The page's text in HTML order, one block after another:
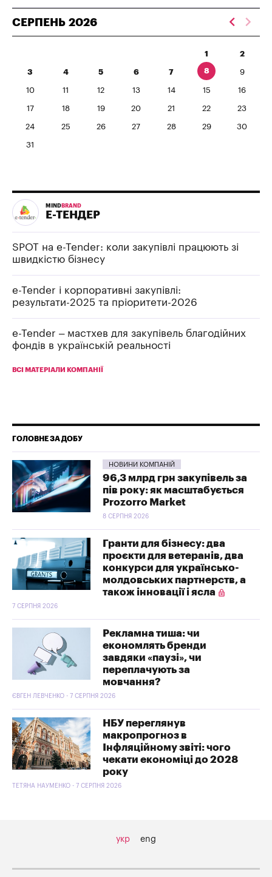
СЕРПЕНЬ 2026
1 2
3 4 5 6 7 8 9
10 11 12 13 14 15 16
17 18 19 20 21 22 23
24 25 26 27 28 29 30
31
MIND BRAND
Е-ТЕНДЕР
SPOT на e-Tender: коли закупівлі працюють зі
швидкістю бізнесу
e-Tender і корпоративні закупівлі:
результати-2025 та пріоритети-2026
e-Tender – мастхев для закупівель благодійних
фондів в українській реальності
ВСІ МАТЕРІАЛИ КОМПАНІЇ
ГОЛОВНЕ ЗА ДОБУ
НОВИНИ КОМПАНІЙ
96,3 млрд грн закупівель за
пів року: як масштабується
Prozorro Market
8 СЕРПНЯ 2026
Гранти для бізнесу: два
проєкти для ветеранів, два
конкурси для українсько-
молдовських партнерств, а
також інновації і ясла
7 СЕРПНЯ 2026
Рекламна тиша: чи
економлять бренди
завдяки «паузі», чи
переплачують за
мовчання?
ЄВГЕН ЛЕВЧЕНКО - 7 СЕРПНЯ 2026
НБУ переглянув
макропрогноз в
Інфляційному звіті: чого
чекати економіці до 2028
року
ТЕТЯНА НАУМЕНКО - 7 СЕРПНЯ 2026
укр eng